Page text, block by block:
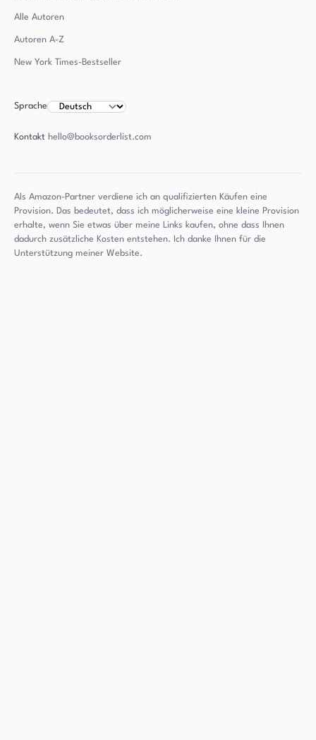
Alle Autoren
Autoren A-Z
New York Times-Bestseller
Sprache
Kontakt hello@booksorderlist.com
Als Amazon-Partner verdiene ich an qualifizierten Käufen eine
Provision. Das bedeutet, dass ich möglicherweise eine kleine Provision
erhalte, wenn Sie etwas über meine Links kaufen, ohne dass Ihnen
dadurch zusätzliche Kosten entstehen. Ich danke Ihnen für die
Unterstützung meiner Website.